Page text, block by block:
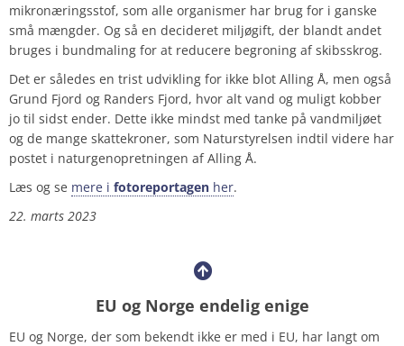
mikronæringsstof, som alle organismer har brug for i ganske
små mængder. Og så en decideret miljøgift, der blandt andet
bruges i bundmaling for at reducere begroning af skibsskrog.
Det er således en trist udvikling for ikke blot Alling Å, men også
Grund Fjord og Randers Fjord, hvor alt vand og muligt kobber
jo til sidst ender. Dette ikke mindst med tanke på vandmiljøet
og de mange skattekroner, som Naturstyrelsen indtil videre har
postet i naturgenopretningen af Alling Å.
Læs og se mere i fotoreportagen her.
22. marts 2023
EU og Norge endelig enige
EU og Norge, der som bekendt ikke er med i EU, har langt om